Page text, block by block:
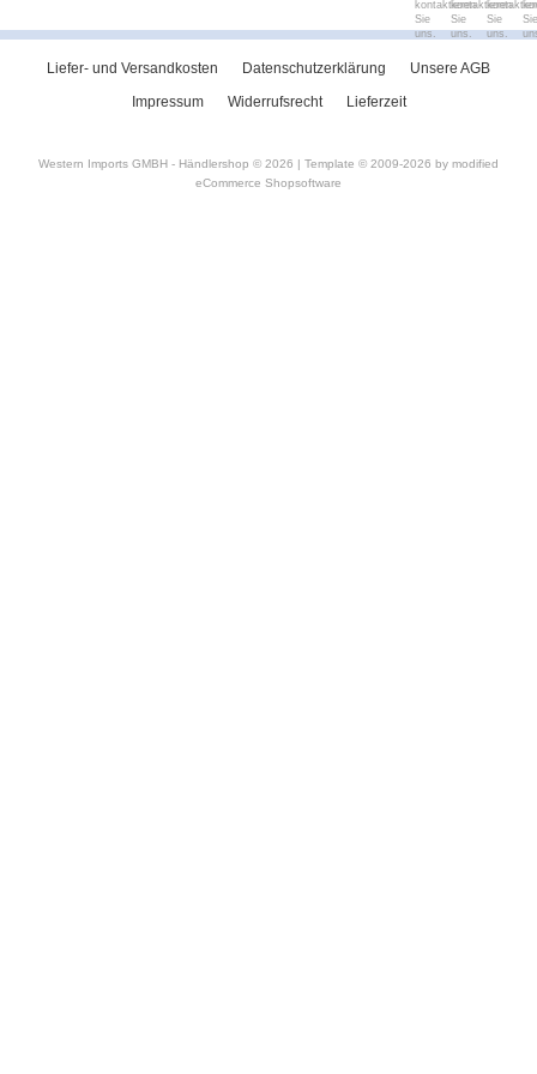
kontaktieren
Sie
uns.
kontaktieren
Sie
uns.
Sie
uns.
Sie
Liefer- und Versandkosten Datenschutzerklärung
Unsere AGB
Impressum
Widerrufsrecht Lieferzeit
Western Imports GMBH - Händlershop © 2026 | Template © 2009-2026 by modified
eCommerce Shopsoftware